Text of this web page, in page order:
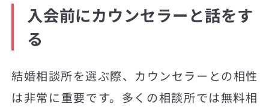
入会前にカウンセラーと話をす
る
結婚相談所を選ぶ際、カウンセラーとの相性
は非常に重要です。多くの相談所では無料相